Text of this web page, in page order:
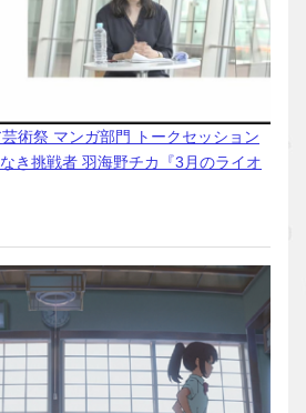
術祭 マンガ部門 トークセッション
き挑戦者 羽海野チカ『3月のライオ